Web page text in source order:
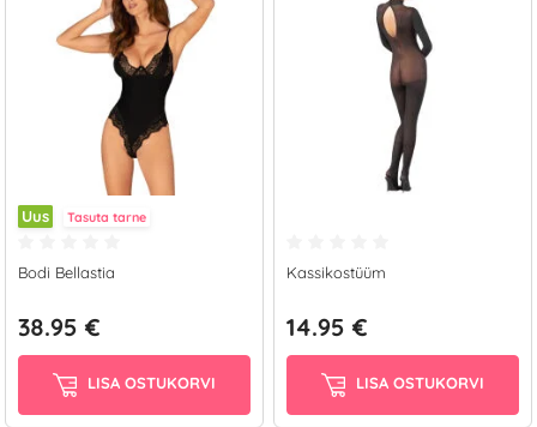
Uus Tasuta tarne
Bodi Bellastia
38.95 €
LISA OSTUKORVI
Kassikostüüm
14.95 €
LISA OSTUKORVI